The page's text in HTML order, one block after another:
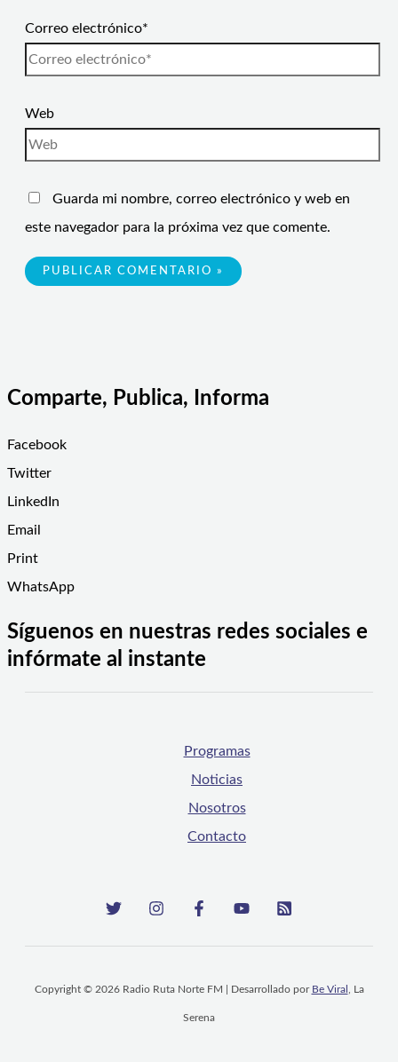
Correo electrónico*
Web
Guarda mi nombre, correo electrónico y web en
este navegador para la próxima vez que comente.
Comparte, Publica, Informa
Facebook
Twitter
LinkedIn
Email
Print
WhatsApp
Síguenos en nuestras redes sociales e
infórmate al instante
Programas
Noticias
Nosotros
Contacto
Copyright © 2026 Radio Ruta Norte FM | Desarrollado por Be Viral , La
Serena